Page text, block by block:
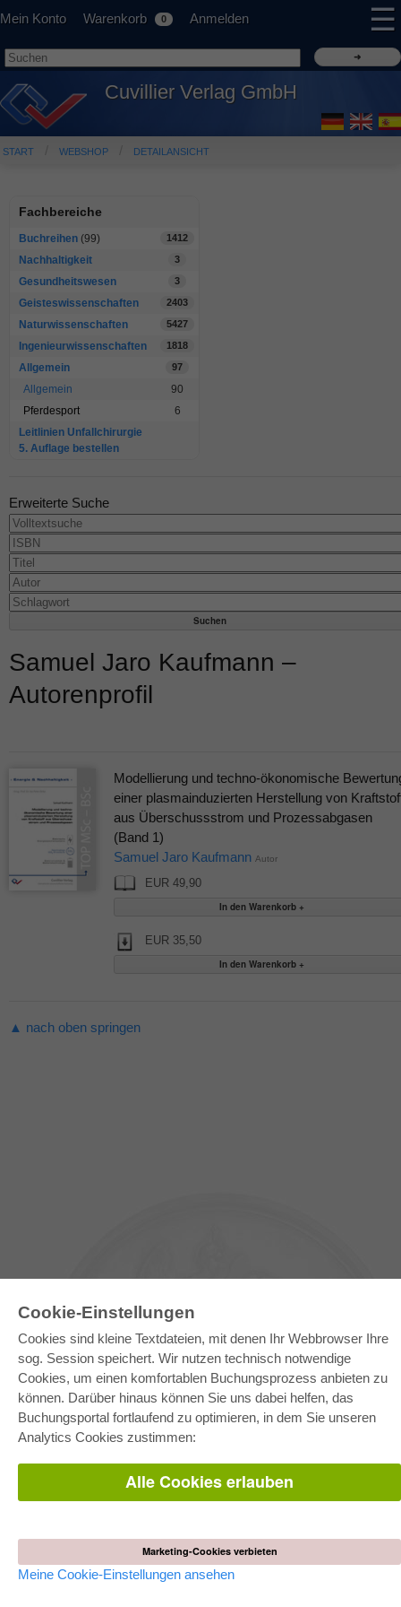
Cookie-Einstellungen
Cookies sind kleine Textdateien, mit denen Ihr Webbrowser Ihre
sog. Session speichert. Wir nutzen technisch notwendige
Cookies, um einen komfortablen Buchungsprozess anbieten zu
können. Darüber hinaus können Sie uns dabei helfen, das
Buchungsportal fortlaufend zu optimieren, in dem Sie unseren
Analytics Cookies zustimmen:
Alle Cookies erlauben
Marketing-Cookies verbieten
Meine Cookie-Einstellungen ansehen
Mein Konto Warenkorb 0 Anmelden ☰
Cuvillier Verlag GmbH
START WEBSHOP DETAILANSICHT
Fachbereiche
Buchreihen (99) 1412
Nachhaltigkeit 3
Gesundheitswesen 3
Geisteswissenschaften 2403
Naturwissenschaften 5427
Ingenieurwissenschaften 1818
Allgemein 97
Allgemein
90
Pferdesport
6
Leitlinien Unfallchirurgie
5. Auflage bestellen
Erweiterte Suche
Samuel Jaro Kaufmann –
Autorenprofil
Modellierung und techno-ökonomische
einer plasmainduzierten Herstellung von
aus Überschussstrom und Prozessabgasen
(Band 1)
Samuel Jaro Kaufmann Autor
EUR 49,90
EUR 35,50
▲ nach oben springen
E-COLLECTION
Gesamtpaket
Fachbereichspakete
Bereitstellung von E-Books
Häufig gestellte Fragen (FAQ)
AGB